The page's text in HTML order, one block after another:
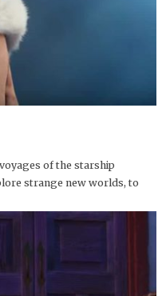
of the starship
strange new worlds, to